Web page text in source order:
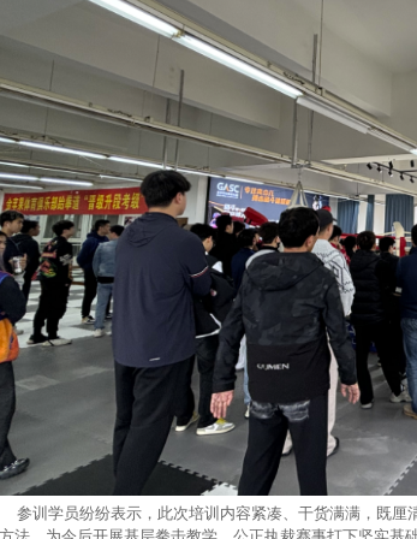
学员纷纷表示，此次培训内容紧凑、干货满满，既厘